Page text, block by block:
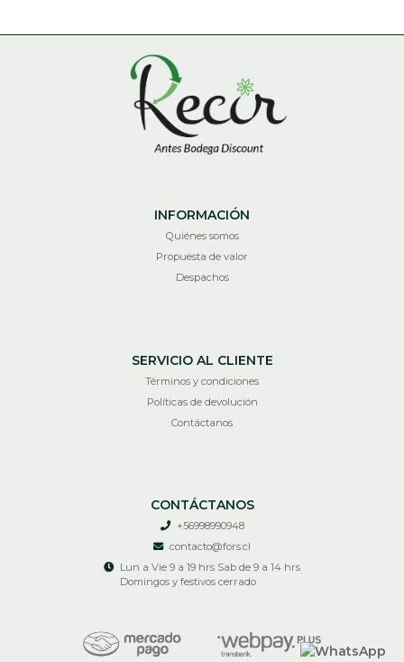
INFORMACIÓN
Quiénes somos
Propuesta de valor
Despachos
SERVICIO AL CLIENTE
Términos y condiciones
Políticas de devolución
Contáctanos
CONTÁCTANOS
+56998990948
contacto@fors.cl
Lun a Vie 9 a 19 hrs Sab de 9 a 14 hrs
Domingos y festivos cerrado